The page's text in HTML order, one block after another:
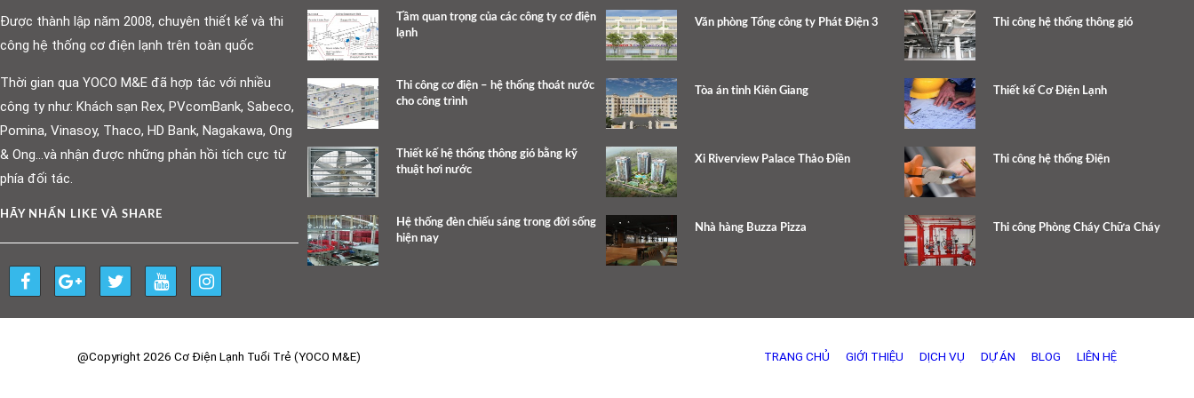
Được thành lập năm 2008, chuyên thiết kế và thi
công hệ thống cơ điện lạnh trên toàn quốc
Thời gian qua YOCO M&E đã hợp tác với nhiều
công ty như: Khách sạn Rex, PVcomBank, Sabeco,
Pomina, Vinasoy, Thaco, HD Bank, Nagakawa, Ong
& Ong…và nhận được những phản hồi tích cực từ
phía đối tác.
HÃY NHẤN LIKE VÀ SHARE
Tầm quan trọng của các công ty cơ điện
lạnh
Thi công cơ điện – hệ thống thoát nước
cho công trình
Thiết kế hệ thống thông gió bằng kỹ
thuật hơi nước
Hệ thống đèn chiếu sáng trong đời sống
hiện nay
Văn phòng Tổng công ty Phát Điện 3
Tòa án tỉnh Kiên Giang
Xi Riverview Palace Thảo Điền
Nhà hàng Buzza Pizza
Thi công hệ thống thông gió
Thiết kế Cơ Điện Lạnh
Thi công hệ thống Điện
Thi công Phòng Cháy Chữa Cháy
@Copyright 2026 Cơ Điện Lạnh Tuổi Trẻ (YOCO M&E) TRANG CHỦ GIỚI THIỆU DỊCH VỤ DỰ ÁN BLOG LIÊN HỆ